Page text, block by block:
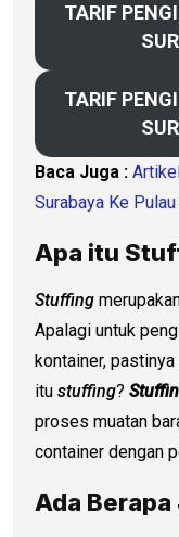
TARIF
TARIF
Baca Juga :
Surabaya Ke
Apa itu
Stuffing
Apalagi untuk
kontainer,
itu stuffing?
proses muatan
container dengan
Ada